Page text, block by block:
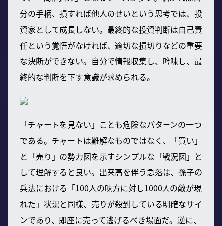
分の手柄、損すれば他人のせいという思考では、投
資家として成長しない。最終的な投資判断は自己責
任という覚悟がなければ、適切な損切りなどの重要
な決断ができない。自分で情報収集し、吟味し、最
終的な判断を下す意識が求められる。
「チャートを見ない」ことも危険なパターンの一つ
である。チャートは難解なものではなく、「買い」
と「売り」の勢力図を示すシンプルな「戦況図」と
して理解すると良い。出来高を伴う急落は、孫子の
兵法における「100人の味方に対し1000人の敵が現
れた」状況と同様、売りが殺到している明確なサイ
ンであり、即座に売って逃げるべき場面だ。逆に、